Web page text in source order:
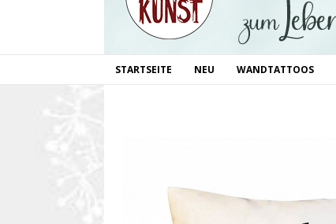
STARTSEITE NEU WANDTATTOOS